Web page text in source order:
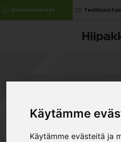
Käytämme
Käytämme evästeitä ja
Kodinkalusteet